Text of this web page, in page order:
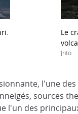
Le
Jnto
l'une
sources
l'un des